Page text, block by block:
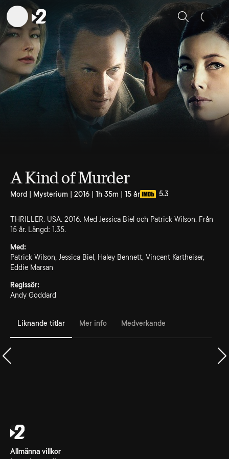
Sök
A Kind of Murder
Mord | Mysterium | 2016 | 1h 35m | 15 år 5.3
THRILLER. USA. 2016. Med Jessica Biel och Patrick Wilson. Från
15 år. Längd: 1.35.
Med:
Patrick Wilson, Jessica Biel, Haley Bennett, Vincent Kartheiser,
Eddie Marsan
Regissör:
Andy Goddard
Liknande titlar Mer info Medverkande
Allmänna villkor